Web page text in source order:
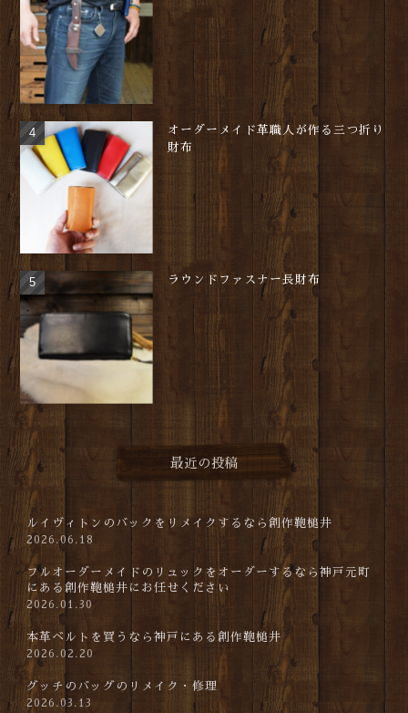
オーダーメイド革職人が作る三つ折り
財布
ラウンドファスナー長財布
最近の投稿
ルイヴィトンのバックをリメイクするなら創作鞄槌井
2026.06.18
フルオーダーメイドのリュックをオーダーするなら神戸元町
にある創作鞄槌井にお任せください
2026.01.30
本革ベルトを買うなら神戸にある創作鞄槌井
2026.02.20
グッチのバッグのリメイク・修理
2026.03.13